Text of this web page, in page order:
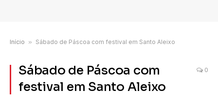
Início » Sábado de Páscoa com festival em Santo Aleixo
Sábado de Páscoa com
festival em Santo Aleixo
0